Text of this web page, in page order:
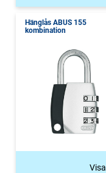
Hänglås ABUS 155
kombination
Visa